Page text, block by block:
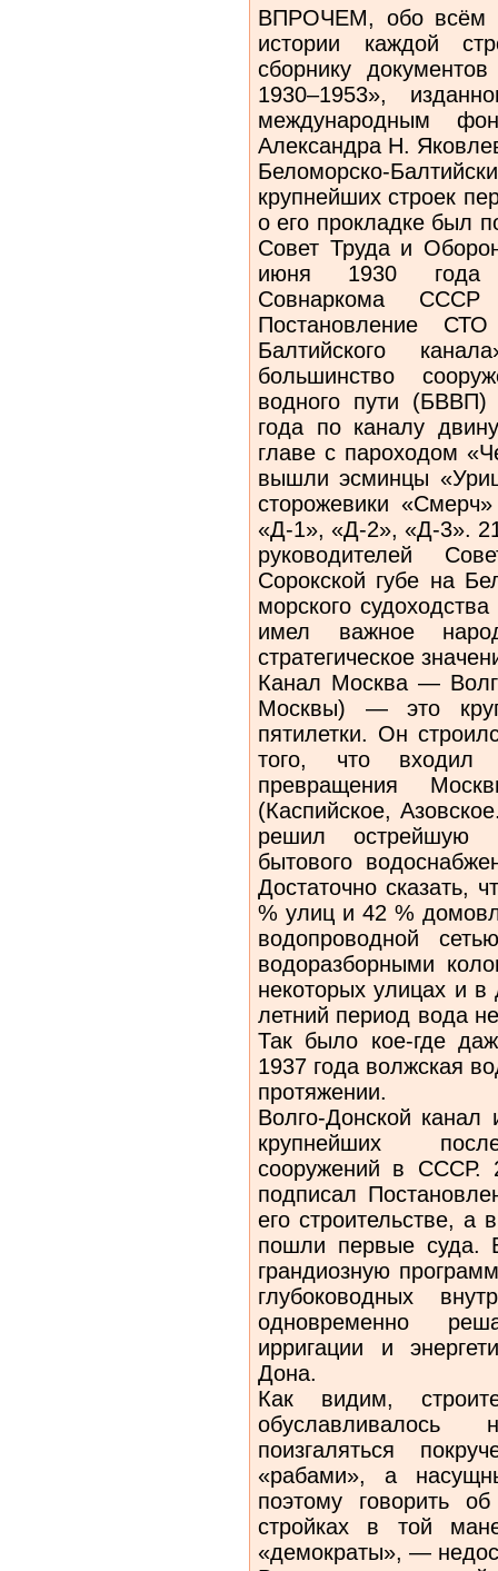
ВПРОЧЕМ, обо всём
истории каждой
сборнику
1930–1953»,
международным
Александра Н.
Беломорско-
крупнейших строек
о его прокладке был
Совет Труда и
июня 1930 года
Совнаркома
Постановление
Балтийского
большинство
водного пути
года по каналу
главе с пароходом
вышли эсминцы
сторожевики
«Д-1», «Д-2», «Д-3».
руководителей
Сорокской губе на
морского
имел важное
стратегическое
Канал Москва —
Москвы) — это
пятилетки. Он
того, что входил
превращения
(Каспийское,
решил острейшую
бытового
Достаточно сказать,
% улиц и 42 %
водопроводной
водоразборными
некоторых улицах и
летний период вода
Так было кое-где
1937 года волжская
протяжении.
Волго-Донской
крупнейших
сооружений в СССР.
подписал
его строительстве,
пошли первые суда.
грандиозную
глубоководных
одновременно
ирригации и
Дона.
Как видим,
поизгаляться
«рабами», а
поэтому говорить
стройках в той
«демократы», —